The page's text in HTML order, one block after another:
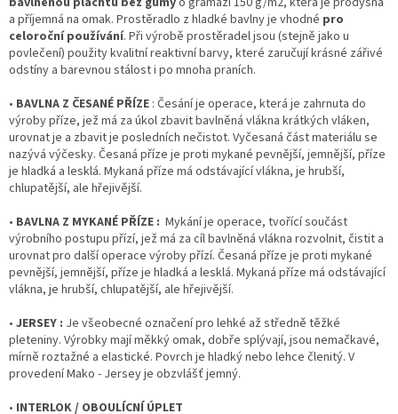
a příjemná na omak. Prostěradlo z hladké bavlny je vhodné pro
celoroční používání. Při výrobě prostěradel jsou (stejně jako u
povlečení) použity kvalitní reaktivní barvy, které zaručují krásné zářivé
odstíny a barevnou stálost i po mnoha praních.
• BAVLNA Z ČESANÉ PŘÍZE : Česání je operace, která je zahrnuta do
výroby příze, jež má za úkol zbavit bavlněná vlákna krátkých vláken,
urovnat je a zbavit je posledních nečistot. Vyčesaná část materiálu se
nazývá výčesky. Česaná příze je proti mykané pevnější, jemnější, příze
je hladká a lesklá. Mykaná příze má odstávající vlákna, je hrubší,
chlupatější, ale hřejivější.
• BAVLNA Z MYKANÉ PŘÍZE : Mykání je operace, tvořící součást
výrobního postupu přízí, jež má za cíl bavlněná vlákna rozvolnit, čistit a
urovnat pro další operace výroby přízí. Česaná příze je proti mykané
pevnější, jemnější, příze je hladká a lesklá. Mykaná příze má odstávající
vlákna, je hrubší, chlupatější, ale hřejivější.
• JERSEY : Je všeobecné označení pro lehké až středně těžké
pleteniny. Výrobky mají měkký omak, dobře splývají, jsou nemačkavé,
mírně roztažné a elastické. Povrch je hladký nebo lehce členitý. V
provedení Mako - Jersey je obzvlášť jemný.
• INTERLOK / OBOULÍCNÍ ÚPLET